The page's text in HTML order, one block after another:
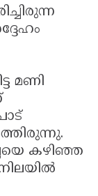
മണി
കഴിഞ്ഞ